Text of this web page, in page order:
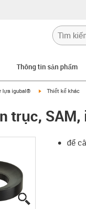
Thông tin sản phẩm
right
lựa igubal® igus-icon-arrow-
Thiết kế khác
trục,
để